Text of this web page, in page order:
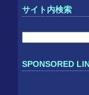
サイト内検索
SPONSORED